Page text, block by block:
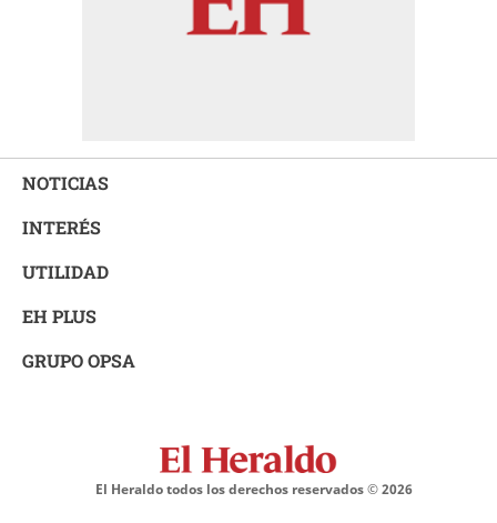
NOTICIAS
INTERÉS
UTILIDAD
EH PLUS
GRUPO OPSA
El Heraldo todos los derechos reservados ©2026